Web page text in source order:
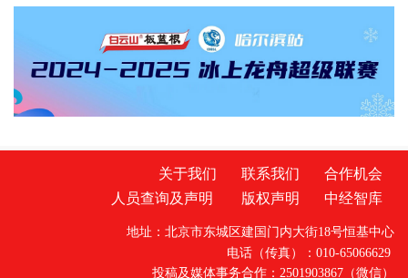
的“移民新村”，凭借得天独厚的生态底色与浓郁
的烟火气，华丽转身为宜居宜业的“旅居村”，迎
来了久违的沸腾人气。
关于我们 联系我们
合作机会
人员查询及声明
版权声明 中经智库
地址：北京市东城区建国门内大街18号恒基中心
电话（传真）：010-65066629
投稿及媒体事务合作：2501903867（微信）